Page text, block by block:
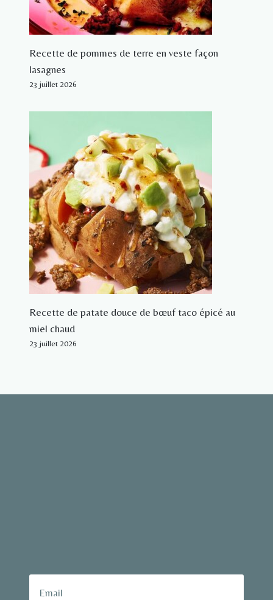
Recette de pommes de terre en veste façon
lasagnes
23 juillet 2026
Recette de patate douce de bœuf taco épicé au
miel chaud
23 juillet 2026